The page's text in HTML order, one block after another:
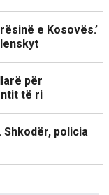
e Kosovës.’
për
të ri
Shkodër, policia